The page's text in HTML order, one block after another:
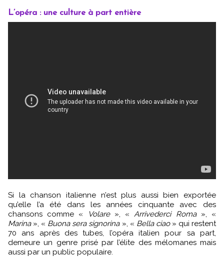
L’opéra : une culture à part entière
Si la chanson italienne n’est plus aussi bien exportée
qu’elle l’a été dans les années cinquante avec des
chansons comme «
Volare», «Arrivederci Roma», «
Marina», « Buona sera signorina», « Bella ciao» qui restent
70 ans après des tubes, l’opéra italien pour sa part,
demeure un genre prisé par l’élite des mélomanes mais
aussi par un public populaire.